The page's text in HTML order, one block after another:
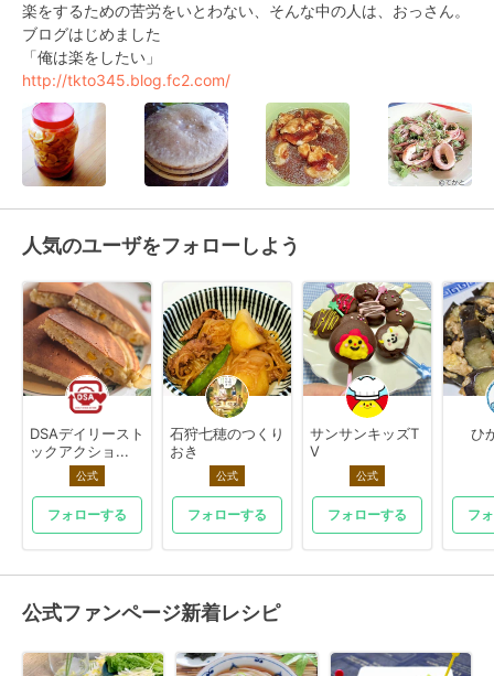
楽をするための苦労をいとわない、そんな中の人は、おっさん。
ブログはじめました
http://tkto345.blog.fc2.com/
人気のユーザをフォローしよう
DSAデイリースト
ックアクショ...
公式
フォローする
石狩七穂のつくり
おき
公式
フォローする
サンサンキッズT
V
公式
フォローする
ひ
フ
公式ファンページ新着レシピ